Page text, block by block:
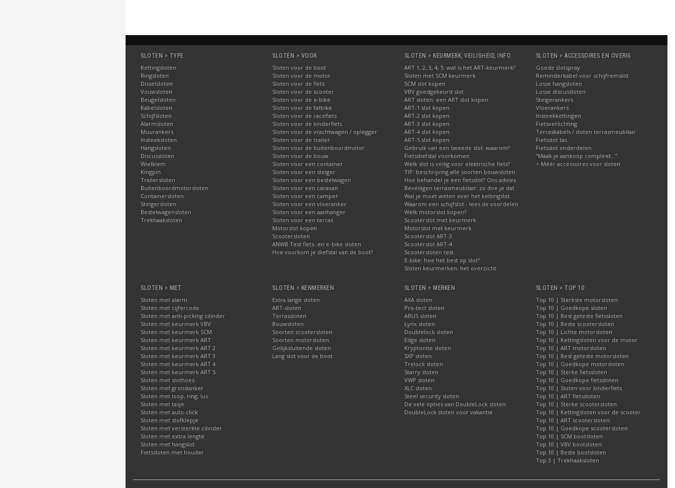
SLOTEN > TYPE
Kettingsloten
Ringsloten
Disselsloten
Vouwsloten
Beugelsloten
Kabelsloten
Schijfsloten
Alarmsloten
Muurankers
Insteeksloten
Hangsloten
Discussloten
Wielklem
Kingpin
Trailersloten
Buitenboordmotorsloten
Containersloten
Steigersloten
Bestelwagensloten
Trekhaaksloten
SLOTEN > VOOR
Sloten voor de boot
Sloten voor de motor
Sloten voor de fiets
Sloten voor de scooter
Sloten voor de e-bike
Sloten voor de fatbike
Sloten voor de racefiets
Sloten voor de kinderfiets
Sloten voor de vrachtwagen / oplegger
Sloten voor de trailer
Sloten voor de buitenboordmotor
Sloten voor de bouw
Sloten voor een container
Sloten voor een steiger
Sloten voor een bestelwagen
Sloten voor een caravan
Sloten voor een camper
Sloten voor een vloeranker
Sloten voor een aanhanger
Sloten voor een terras
Motorslot kopen
Scootersloten
ANWB Test fiets- en e-bike sloten
Hoe voorkom je diefstal van de boot?
SLOTEN > KEURMERK, VEILIGHEID, INFO
ART 1, 2, 3, 4, 5: wat is het ART-keurmerk?
Sloten met SCM keurmerk
SCM slot kopen
VBV goedgekeurd slot
ART sloten: een ART slot kopen
ART-1 slot kopen
ART-2 slot kopen
ART-3 slot kopen
ART-4 slot kopen
ART-5 slot kopen
Gebruik van een tweede slot: waarom?
Fietsdiefstal voorkomen
Welk slot is veilig voor elektrische fiets?
TIP: beschrijving alle soorten bouwsloten
Hoe behandel je een fietsslot? Ons advies
Beveiligen terrasmeubilair: zo doe je dat
Wat je moet weten over het kettingslot
Waarom een schijfslot - lees de voordelen
Welk motorslot kopen?
Scooterslot met keurmerk
Motorslot met keurmerk
Scooterslot ART-3
Scooterslot ART-4
Scootersloten test
E-bike: hoe het best op slot?
Sloten keurmerken: het overzicht
SLOTEN > ACCESSOIRES EN OVERIG
Goede slotspray
Reminderkabel voor schijfremslot
Losse hangsloten
Losse discussloten
Steigerankers
Vloerankers
Insteekkettingen
Fietsverlichting
Terraskabels / sloten terrasmeubilair
Fietsslot tas
Fietsslot onderdelen
“Maak je aankoop compleet…”
> Méér accessoires voor sloten
SLOTEN > MET
Sloten met alarm
Sloten met cijfercode
Sloten met anti-picking cilinder
Sloten met keurmerk VBV
Sloten met keurmerk SCM
Sloten met keurmerk ART
Sloten met keurmerk ART 2
Sloten met keurmerk ART 3
Sloten met keurmerk ART 4
Sloten met keurmerk ART 5
Sloten met slothoes
Sloten met grondanker
Sloten met loop, ring, lus
Sloten met tasje
Sloten met auto-click
Sloten met stofklepje
Sloten met versterkte cilinder
Sloten met extra lengte
Sloten met hangslot
Fietssloten met houder
SLOTEN > KENMERKEN
Extra lange sloten
ART-sloten
Terrassloten
Bouwsloten
Soorten scootersloten
Soorten motorsloten
Gelijksluitende sloten
Lang slot voor de boot
SLOTEN > MERKEN
AXA sloten
Pro-tect sloten
ABUS sloten
Lynx sloten
Doublelock sloten
Edge sloten
Kryptonite sloten
SXP sloten
Trelock sloten
Starry sloten
VWP sloten
XLC sloten
Steel security sloten
De vele opties van DoubleLock sloten
DoubleLock sloten voor vakantie
SLOTEN > TOP 10
Top 10 | Sterkste motorsloten
Top 10 | Goedkope sloten
Top 10 | Best geteste fietssloten
Top 10 | Beste scootersloten
Top 10 | Lichte motorsloten
Top 10 | Kettingsloten voor de motor
Top 10 | ART motorsloten
Top 10 | Best geteste motorsloten
Top 10 | Goedkope motorsloten
Top 10 | Sterke fietssloten
Top 10 | Goedkope fietssloten
Top 10 | Sloten voor kinderfiets
Top 10 | ART fietssloten
Top 10 | Sterke scootersloten
Top 10 | Kettingsloten voor de scooter
Top 10 | ART scootersloten
Top 10 | Goedkope scootersloten
Top 10 | SCM bootsloten
Top 10 | VBV bootsloten
Top 10 | Beste bootsloten
Top 3 | Trekhaaksloten